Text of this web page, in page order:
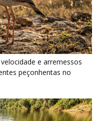
e arremessos
peçonhentas no